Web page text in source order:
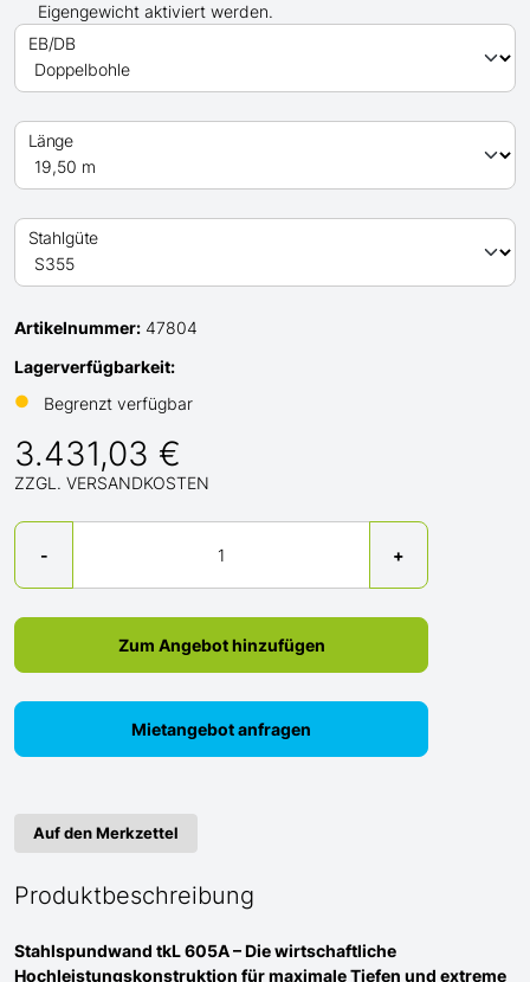
Eigengewicht aktiviert werden.
EB/DB
Länge
Stahlgüte
Artikelnummer: 47804
Lagerverfügbarkeit:
●
Begrenzt verfügbar
3.431,03 €
ZZGL. VERSANDKOSTEN
-
Menge
+
Zum Angebot hinzufügen
Mietangebot anfragen
Auf den Merkzettel
Produktbeschreibung
Stahlspundwand tkL 605A – Die wirtschaftliche
Hochleistungskonstruktion für maximale Tiefen und extreme